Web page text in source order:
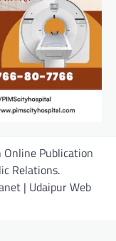
Publication
Relations.
| Udaipur Web